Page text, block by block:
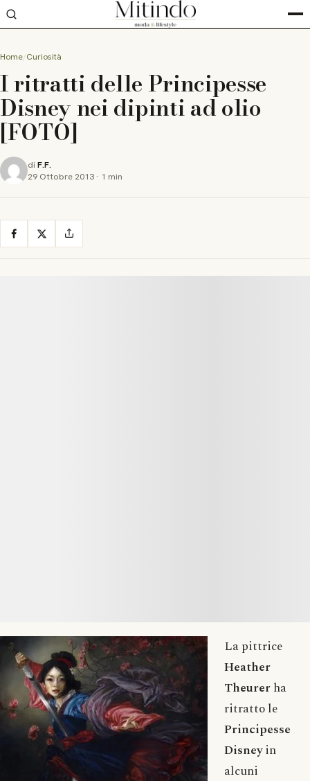
Home Curiosità
I ritratti delle Principesse
Disney nei dipinti ad olio
[FOTO]
di F.F.
29 Ottobre 2013 · 1 min
La pittrice
Heather
Theurerha
ritratto le
Principesse
Disneyin
alcuni